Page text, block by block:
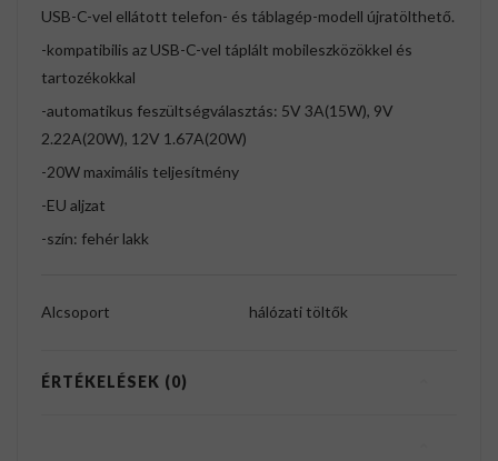
USB-C-vel ellátott telefon- és táblagép-modell újratölthető.
-kompatibilis az USB-C-vel táplált mobileszközökkel és
tartozékokkal
-automatikus feszültségválasztás: 5V 3A(15W), 9V
2.22A(20W), 12V 1.67A(20W)
-20W maximális teljesítmény
-EU aljzat
-szín: fehér lakk
Alcsoport hálózati töltők
ÉRTÉKELÉSEK (0)